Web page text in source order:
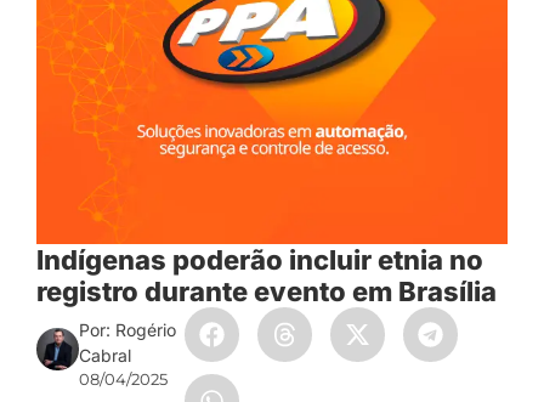
Indígenas poderão incluir etnia no
registro durante evento em Brasília
Por: Rogério
Cabral
08/04/2025